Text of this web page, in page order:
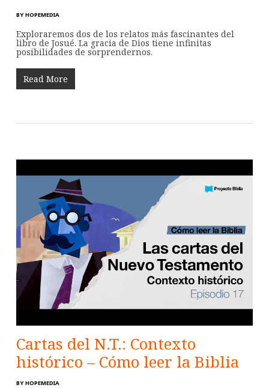
BY HOPEMEDIA
Exploraremos dos de los relatos más fascinantes del
libro de Josué. La gracia de Dios tiene infinitas
posibilidades de sorprendernos.
Read More
Cartas del N.T.: Contexto
histórico – Cómo leer la Biblia
BY HOPEMEDIA